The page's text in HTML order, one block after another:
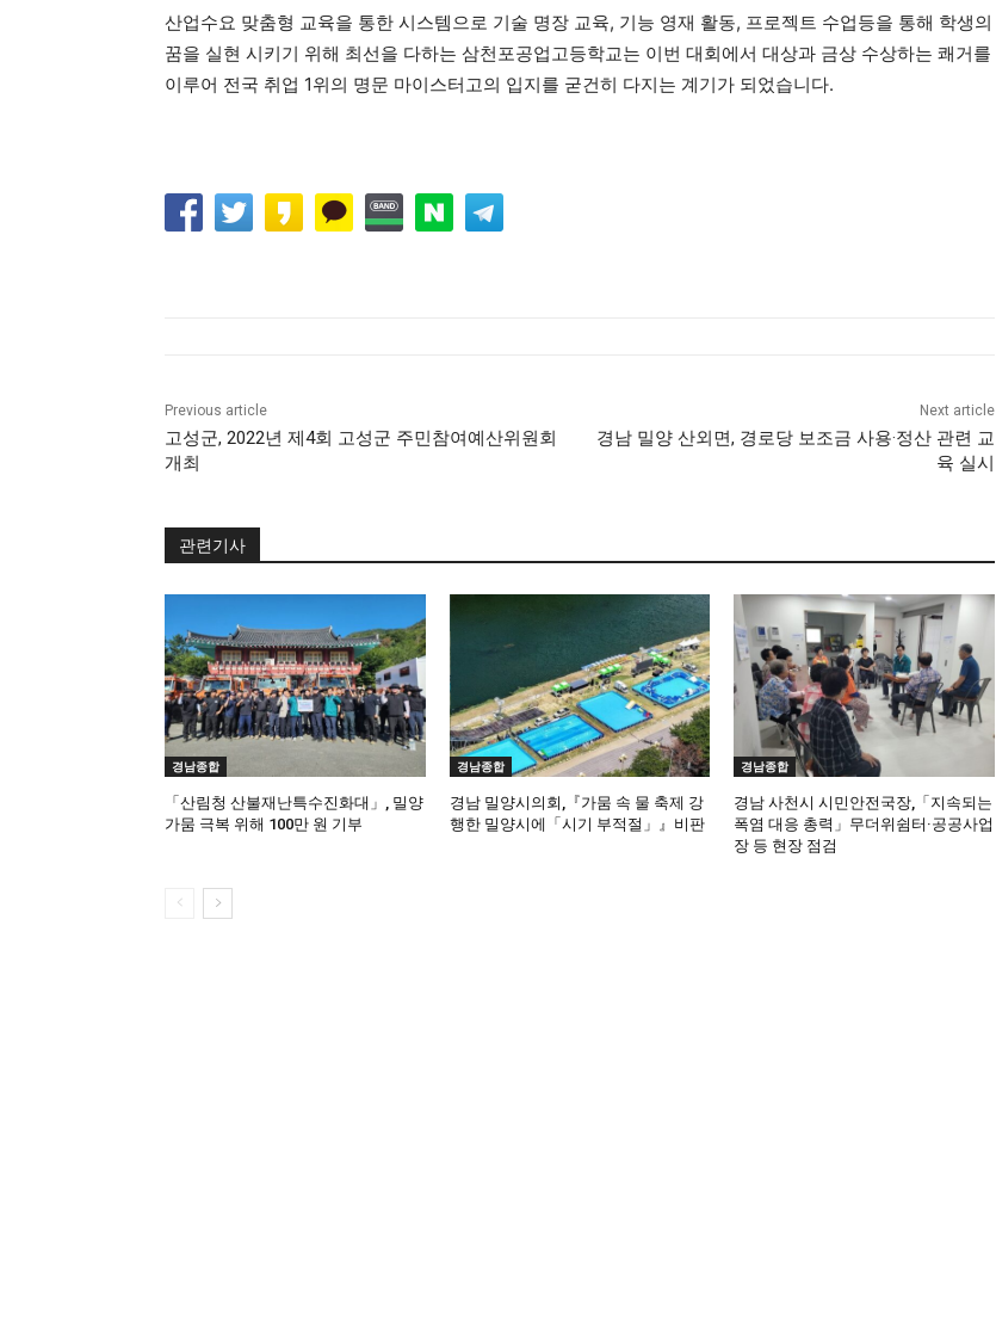
산업수요 맞춤형 교육을 통한 시스템으로 기술 명장 교육, 기능 영재 활동, 프로젝트 수업등을 통해 학생의
꿈을 실현 시키기 위해 최선을 다하는 삼천포공업고등학교는 이번 대회에서 대상과 금상 수상하는 쾌거를
이루어 전국 취업 1위의 명문 마이스터고의 입지를 굳건히 다지는 계기가 되었습니다.
Previous article
고성군, 2022년 제4회 고성군 주민참여예산위원회
개최
Next article
경남 밀양 산외면, 경로당 보조금 사용·정산 관련 교
육 실시
관련기사
경남종합
「산림청 산불재난특수진화대」, 밀양
가뭄 극복 위해 100만 원 기부
경남종합
경남 밀양시의회,『가뭄 속 물 축제 강
행한 밀양시에「시기 부적절」』비판
경남종합
경남 사천시 시민안전국장,「지속되는
폭염 대응 총력」무더위쉼터·공공사업
장 등 현장 점검